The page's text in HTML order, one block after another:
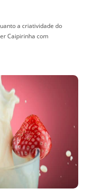
a criatividade do
Caipirinha com